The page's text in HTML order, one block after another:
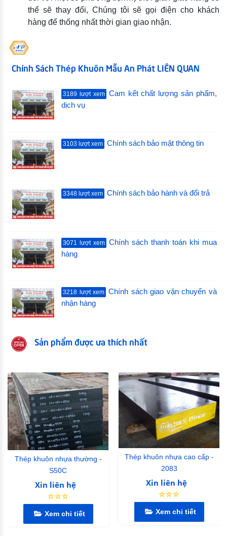
thể sẽ thay đổi, Chúng tôi sẽ gọi điện cho khách
hàng để thống nhất thời gian giao nhận.
Chính Sách Thép Khuôn Mẫu An Phát LIÊN QUAN
3189 lượt xem Cam kết chất lượng sản phẩm,
dịch vụ
3103 lượt xem Chính sách bảo mật thông tin
3348 lượt xem Chính sách bảo hành và đổi trả
3071 lượt xem Chính sách thanh toán khi mua
hàng
3218 lượt xem Chính sách giao vận chuyển và
nhận hàng
Sản phẩm được ưa thích nhất
Thép khuôn nhựa thường -
S50C
Xin liên hệ
☆☆☆
Xem chi tiết
Thép khuôn nhựa cao cấp -
2083
Xin liên hệ
☆☆☆
Xem chi tiết